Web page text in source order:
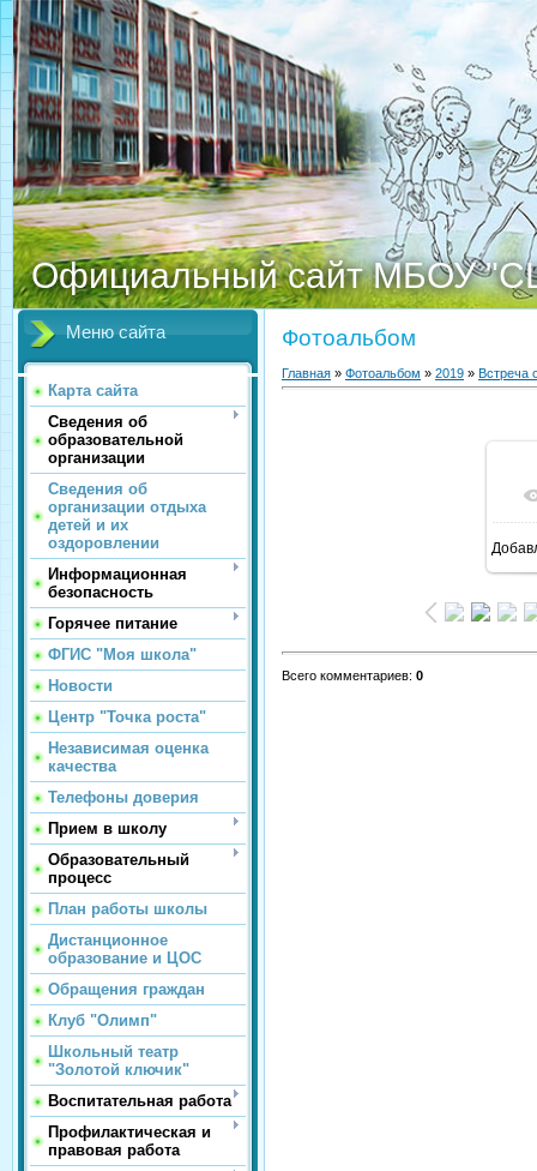
Официальный сайт МБОУ
Меню сайта
Карта сайта
Сведения об
образовательной
организации
Сведения об
организации отдыха
детей и их
оздоровлении
Информационная
безопасность
Горячее питание
ФГИС "Моя школа"
Новости
Центр "Точка роста"
Независимая оценка
качества
Телефоны доверия
Прием в школу
Образовательный
процесс
План работы школы
Дистанционное
образование и ЦОС
Обращения граждан
Клуб "Олимп"
Школьный театр
"Золотой ключик"
Воспитательная работа
Профилактическая и
правовая работа
Фотоальбом
Главная » Фотоальбом » 2019 » Встреча
Всего комментариев: 0